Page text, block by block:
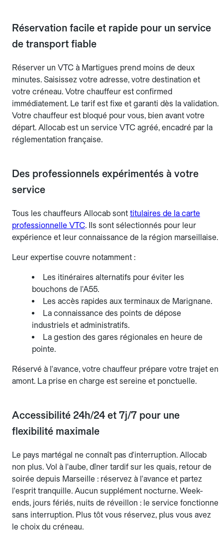
Réservation facile et rapide pour un service
de transport fiable
Réserver un VTC à Martigues prend moins de deux
minutes. Saisissez votre adresse, votre destination et
votre créneau. Votre chauffeur est confirmed
immédiatement. Le tarif est fixe et garanti dès la validation.
Votre chauffeur est bloqué pour vous, bien avant votre
départ. Allocab est un service VTC agréé, encadré par la
réglementation française.
Des professionnels expérimentés à votre
service
Tous les chauffeurs Allocab sont titulaires de la carte
professionnelle VTC. Ils sont sélectionnés pour leur
expérience et leur connaissance de la région marseillaise.
Leur expertise couvre notamment :
Les itinéraires alternatifs pour éviter les
bouchons de l'A55.
Les accès rapides aux terminaux de Marignane.
La connaissance des points de dépose
industriels et administratifs.
La gestion des gares régionales en heure de
pointe.
Réservé à l'avance, votre chauffeur prépare votre trajet en
amont. La prise en charge est sereine et ponctuelle.
Accessibilité 24h/24 et 7j/7 pour une
flexibilité maximale
Le pays martégal ne connaît pas d'interruption. Allocab
non plus. Vol à l'aube, dîner tardif sur les quais, retour de
soirée depuis Marseille : réservez à l'avance et partez
l'esprit tranquille. Aucun supplément nocturne. Week-
ends, jours fériés, nuits de réveillon : le service fonctionne
sans interruption. Plus tôt vous réservez, plus vous avez
le choix du créneau.